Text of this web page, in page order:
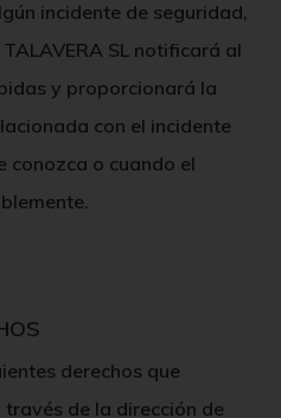
incidente de seguridad,
SLnotificará al
y proporcionará la
con el incidente
conozca o cuando el
derechos que
de la dirección de